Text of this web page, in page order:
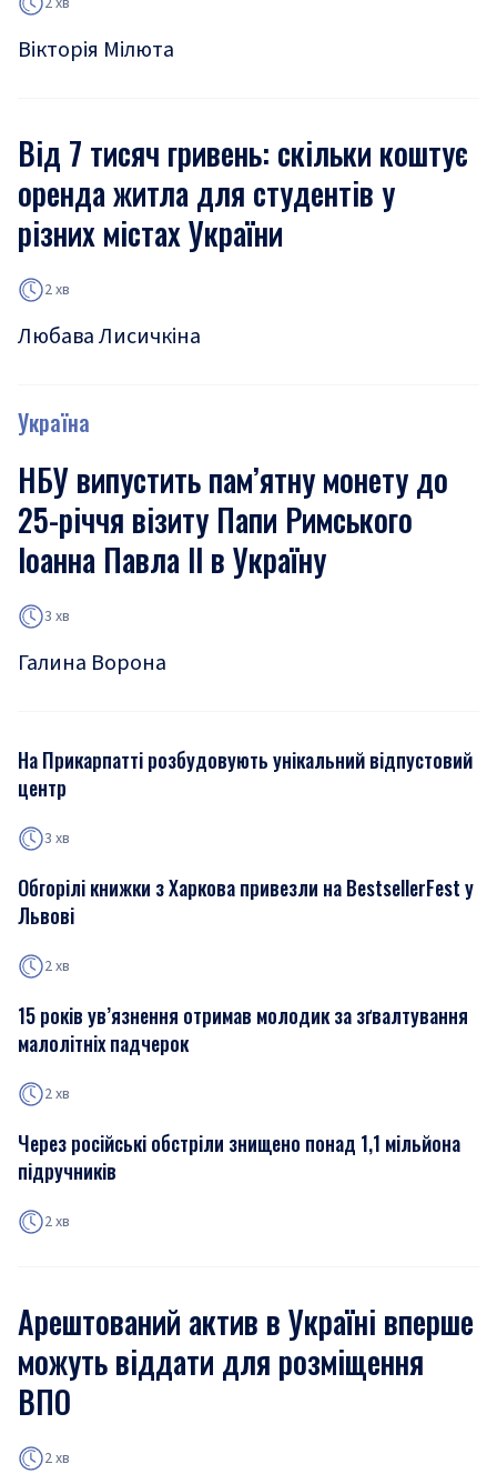
Вікторія Мілюта
Від 7 тисяч гривень: скільки коштує
оренда житла для студентів у
різних містах України
2 хв
Любава Лисичкіна
Україна
НБУ випустить пам’ятну монету до
25-річчя візиту Папи Римського
Іоанна Павла ІІ в Україну
3 хв
Галина Ворона
На Прикарпатті розбудовують унікальний відпустовий
центр
3 хв
Обгорілі книжки з Харкова привезли на BestsellerFest у
Львові
2 хв
15 років ув’язнення отримав молодик за зґвалтування
малолітніх падчерок
2 хв
Через російські обстріли знищено понад 1,1 мільйона
підручників
2 хв
Арештований актив в Україні вперше
можуть віддати для розміщення
ВПО
2 хв